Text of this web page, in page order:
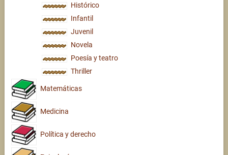
Histórico
Infantil
Juvenil
Novela
Poesía y teatro
Thriller
Matemáticas
Medicina
Política y derecho